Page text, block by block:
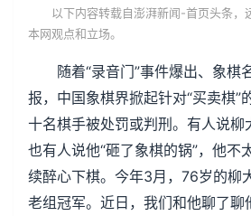
以下内容转载自澎湃新闻-首页头条，
本网观点和立场。
随着“录音门”事件爆出、象棋
报，中国象棋界掀起针对“买卖棋”
十名棋手被处罚或判刑。有人说柳
也有人说他“砸了象棋的锅”，他不
续醉心下棋。今年3月，76岁的柳
老组冠军。近日，我们和他聊了聊